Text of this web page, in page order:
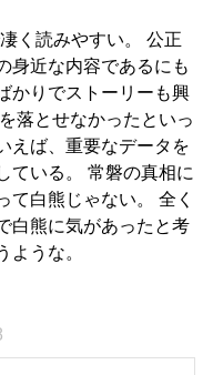
く読みやすい。 公正
身近な内容であるにも
かりでストーリーも興
落とせなかったといっ
えば、重要なデータを
ている。 常磐の真相に
て白熊じゃない。 全く
白熊に気があったと考
ような。